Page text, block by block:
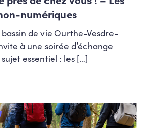
numériques
bassin de vie Ourthe-Vesdre-
à une soirée d’échange
essentiel : les […]